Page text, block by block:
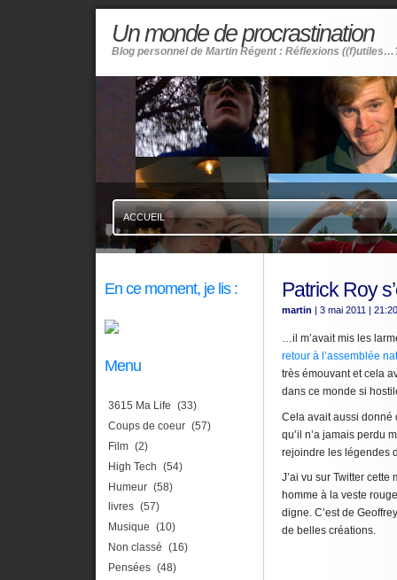
Un monde de procrastination
Blog personnel de Martin Régent : Réflexions
ACCUEIL
Patrick Roy
martin | 3 mai 2011 | 21:20
…il m’avait mis les
retour à l’assemblée
très émouvant et cela
dans ce monde si
Cela avait aussi donné
qu’il n’a jamais perdu
rejoindre les légendes
J’ai vu sur Twitter
homme à la veste
digne. C’est de
de belles créations.
En ce moment, je lis :
Menu
3615 Ma Life (33)
Coups de coeur (57)
Film (2)
High Tech (54)
Humeur (58)
livres (57)
Musique (10)
Non classé (16)
Pensées (48)